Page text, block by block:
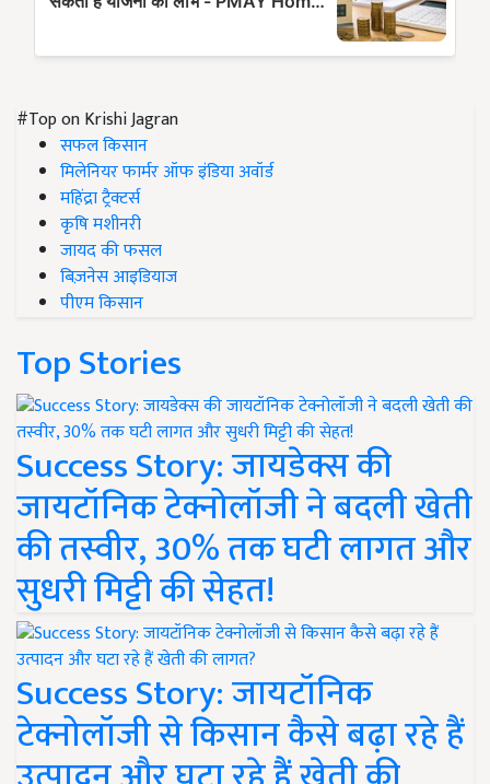
#Top on Krishi Jagran
सफल किसान
मिलेनियर फार्मर ऑफ इंडिया अवॉर्ड
महिंद्रा ट्रैक्टर्स
कृषि मशीनरी
जायद की फसल
बिज़नेस आइडियाज
पीएम किसान
Top Stories
Success Story: जायडेक्स की
जायटॉनिक टेक्नोलॉजी ने बदली खेती
की तस्वीर, 30% तक घटी लागत और
सुधरी मिट्टी की सेहत!
Success Story: जायटॉनिक
टेक्नोलॉजी से किसान कैसे बढ़ा रहे हैं